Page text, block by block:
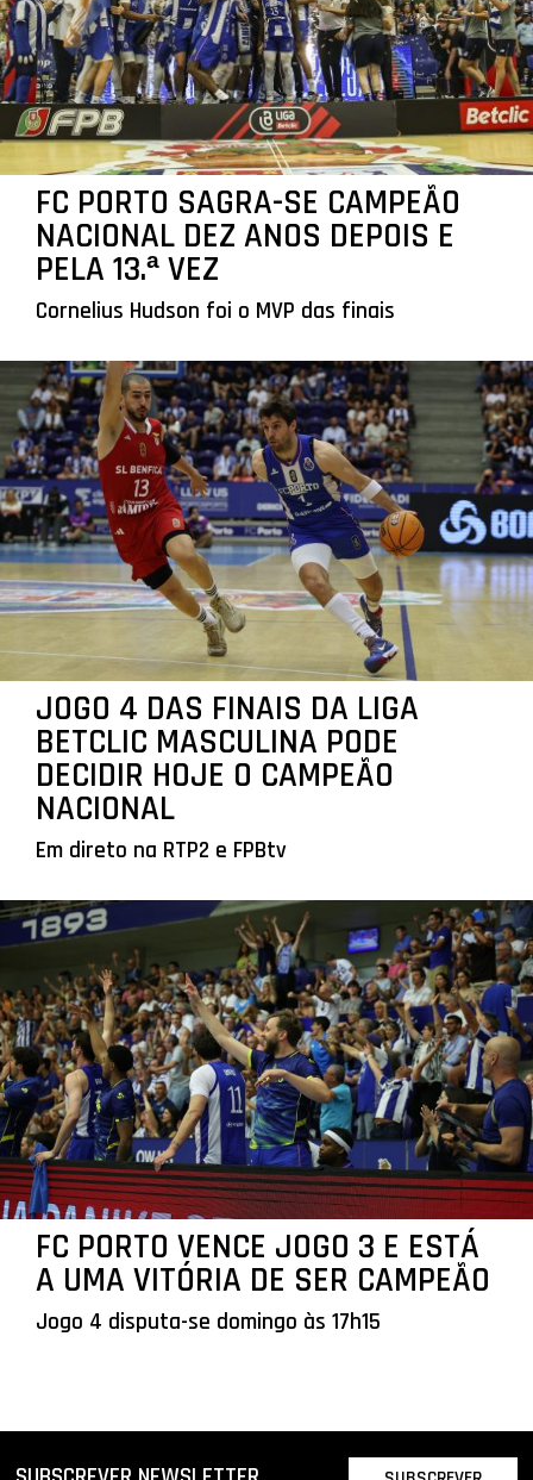
FC PORTO SAGRA-SE CAMPEÃO
NACIONAL DEZ ANOS DEPOIS E
PELA 13.ª VEZ
Cornelius Hudson foi o MVP das finais
JOGO 4 DAS FINAIS DA LIGA
BETCLIC MASCULINA PODE
DECIDIR HOJE O CAMPEÃO
NACIONAL
Em direto na RTP2 e FPBtv
FC PORTO VENCE JOGO 3 E ESTÁ
A UMA VITÓRIA DE SER CAMPEÃO
Jogo 4 disputa-se domingo às 17h15